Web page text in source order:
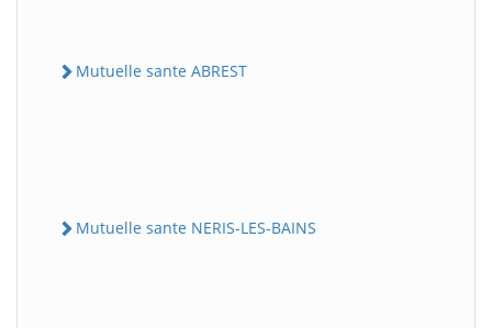
Mutuelle sante ABREST
Mutuelle sante NERIS-LES-BAINS